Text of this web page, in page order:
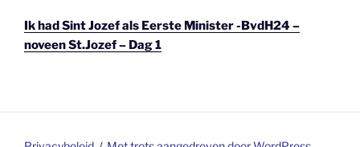
Ik had Sint Jozef als Eerste Minister -BvdH24 –
noveen St.Jozef – Dag 1